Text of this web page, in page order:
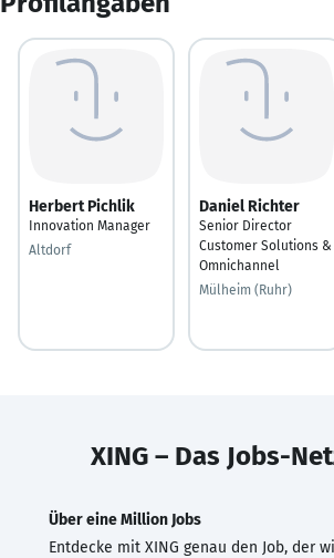
Herbert Pichlik
Innovation Manager
Altdorf
Daniel Richter
Senior Director
Customer Solutions &
Omnichannel
Mülheim (Ruhr)
XING – Das Jobs-
Über eine Million Jobs
Entdecke mit XING genau den Job, der